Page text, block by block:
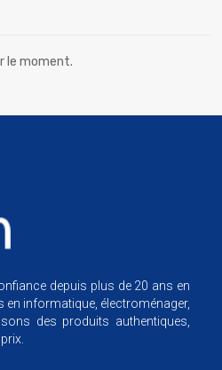
le moment.
depuis plus de 20 ans en
informatique, électroménager,
des produits authentiques,